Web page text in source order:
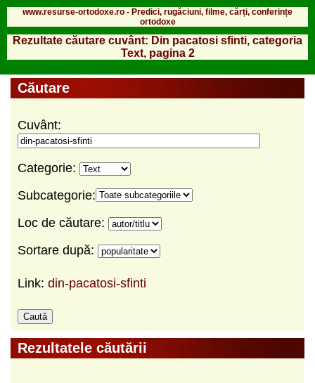
www.resurse-ortodoxe.ro - Predici, rugăciuni, filme, cărți, conferințe
ortodoxe
Rezultate căutare cuvânt: Din pacatosi sfinti, categoria
Text, pagina 2
Căutare
Cuvânt:
Categorie:
Subcategorie:
Loc de căutare:
Sortare după:
Link: din-pacatosi-sfinti
Rezultatele căutării